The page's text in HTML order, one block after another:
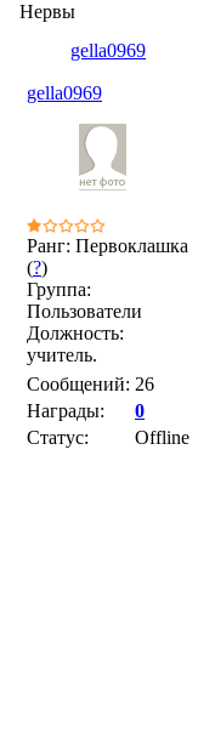
Нервы
gella0969
gella0969
Ранг: Первоклашка
(?)
Группа:
Пользователи
Должность:
учитель.
Сообщений: 26
Награды:
0
Статус:
Offline